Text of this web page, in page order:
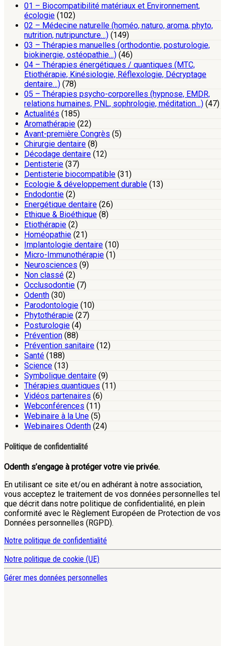
01 – Biocompatibilité matériaux et Environnement,
écologie (102)
02 – Médecine naturelle (homéo, naturo, aroma, phyto,
nutrition, nutripuncture…) (149)
03 – Thérapies manuelles (orthodontie, posturologie,
biokinergie, ostéopathie…) (46)
04 – Thérapies énergétiques / quantiques (MTC,
Etiothérapie, Kinésiologie, Réflexologie, Décryptage
dentaire…) (78)
05 – Thérapies psycho-corporelles (hypnose, EMDR,
relations humaines, PNL, sophrologie, méditation…) (47)
Actualités (185)
Aromathérapie (22)
Avant-première Congrès (5)
Chirurgie dentaire (8)
Décodage dentaire (12)
Dentisterie (37)
Dentisterie biocompatible (31)
Ecologie & développement durable (13)
Endodontie (2)
Energétique dentaire (26)
Ethique & Bioéthique (8)
Etiothérapie (2)
Homéopathie (21)
Implantologie dentaire (10)
Micro-Immunothérapie (1)
Neurosciences (9)
Non classé (2)
Occlusodontie (7)
Odenth (30)
Parodontologie (10)
Phytothérapie (27)
Posturologie (4)
Prévention (88)
Prévention sanitaire (12)
Santé (188)
Science (13)
Symbolique dentaire (9)
Thérapies quantiques (11)
Vidéos partenaires (6)
Webconférences (11)
Webinaire à la Une (5)
Webinaires Odenth (24)
Politique de confidentialité
Odenth s’engage à protéger votre vie privée.
En utilisant ce site et/ou en adhérant à notre association,
vous acceptez le traitement de vos données personnelles tel
que décrit dans notre politique de confidentialité, en plein
conformité avec le Règlement Européen de Protection de vos
Données personnelles (RGPD).
Notre politique de confidentialité
Notre politique de cookie (UE)
Gérer mes données personnelles